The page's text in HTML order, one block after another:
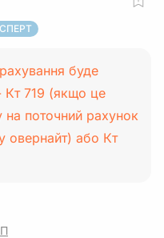
буде
719 (якщо це
на поточний рахунок
овернайт) або Кт